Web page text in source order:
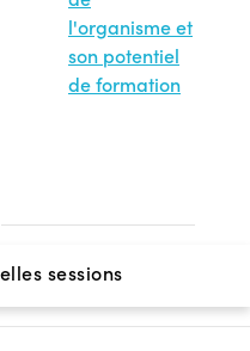
l'organisme et
son potentiel
de formation
sessions